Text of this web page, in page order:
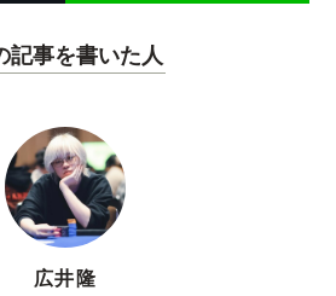
記事を書いた人
広井隆